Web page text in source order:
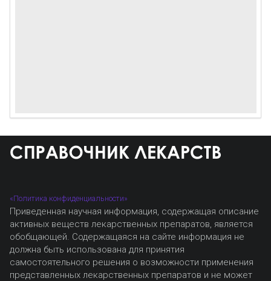
«Политика конфиденциальности»
Приведенная научная информация, содержащая описание
активных веществ лекарственных препаратов, является
обобщающей. Содержащаяся на сайте информация не
должна быть использована для принятия
самостоятельного решения о возможности применения
представленных лекарственных препаратов и не может